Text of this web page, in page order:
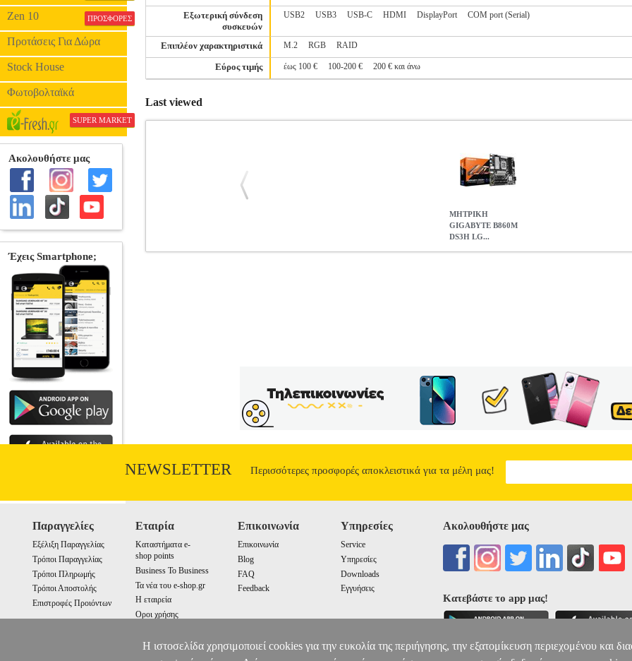
Zen 10 ΠΡΟΣΦΟΡΕΣ
Προτάσεις Για Δώρα
Stock House
Φωτοβολταϊκά
SUPER MARKET
Εξωτερική σύνδεση
συσκευών
USB2 USB3 USB-C HDMI DisplayPort COM port (Serial)
Επιπλέον χαρακτηριστικά M.2 RGB RAID
Εύρος τιμής έως 100 € 100-200 € 200 € και άνω
Last viewed
ΜΗΤΡΙΚΗ
GIGABYTE B860M
DS3H LG...
NEWSLETTER Περισσότερες προσφορές αποκλειστικά για τα μέλη μας!
Παραγγελίες
Εξέλιξη Παραγγελίας
Τρόποι Παραγγελίας
Τρόποι Πληρωμής
Τρόποι Αποστολής
Επιστροφές Προιόντων
Εταιρία
Καταστήματα e-
shop points
Business To Business
Τα νέα του e-shop.gr
Η εταιρεία
Οροι χρήσης
Επικοινωνία
Επικοινωνία
Blog
FAQ
Feedback
Υπηρεσίες
Service
Υπηρεσίες
Downloads
Εγγυήσεις
Ακολουθήστε μας
Κατεβάστε το app μας!
Η ιστοσελίδα χρησιμοποιεί cookies για την ευκολία της περιήγησης, την εξατομίκευση περιεχομένου και